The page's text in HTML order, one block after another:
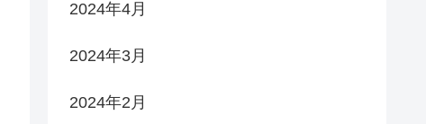
2024年4月
2024年3月
2024年2月